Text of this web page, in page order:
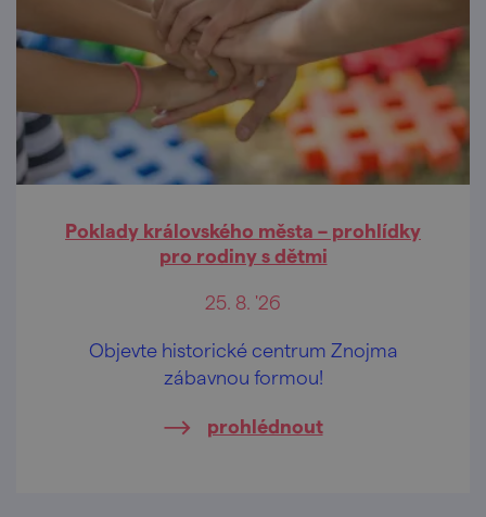
Poklady královského města – prohlídky
pro rodiny s dětmi
25. 8. '26
Objevte historické centrum Znojma
zábavnou formou!
prohlédnout